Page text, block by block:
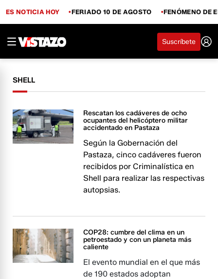
ES NOTICIA HOY FERIADO 10 DE AGOSTO FENÓMENO DE
Suscríbete
SHELL
Rescatan los cadáveres de ocho
ocupantes del helicóptero militar
accidentado en Pastaza
Según la Gobernación del
Pastaza, cinco cadáveres fueron
recibidos por Criminalística en
Shell para realizar las respectivas
autopsias.
COP28: cumbre del clima en un
petroestado y con un planeta más
caliente
El evento mundial en el que más
de 190 estados adoptan